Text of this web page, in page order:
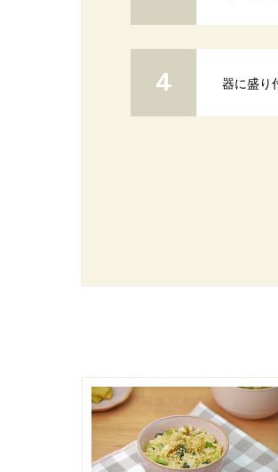
器に盛り